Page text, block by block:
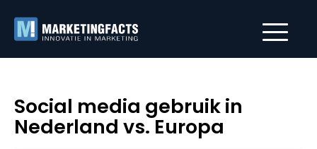
Social media gebruik in
Nederland vs. Europa